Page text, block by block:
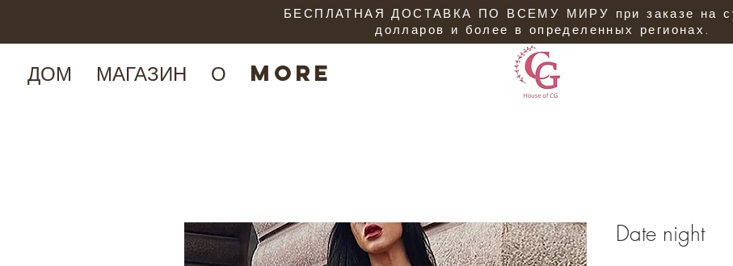
ДОМ МАГАЗИН О More
БЕСПЛАТНАЯ ДОСТАВКА ПО ВСЕМУ МИРУ при заказе на
долларов и более в определенных регионах.
Date night